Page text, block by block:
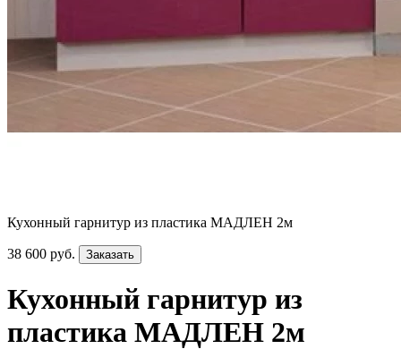
Кухонный гарнитур из пластика МАДЛЕН 2м
38 600 руб. Заказать
Кухонный гарнитур из
пластика МАДЛЕН 2м